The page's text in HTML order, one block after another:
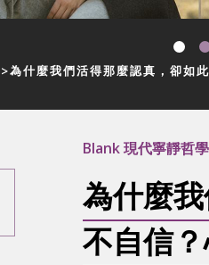
為什麼我們活得那麼認真，卻如
Blank 現代寧靜哲學
為什麼
不自信